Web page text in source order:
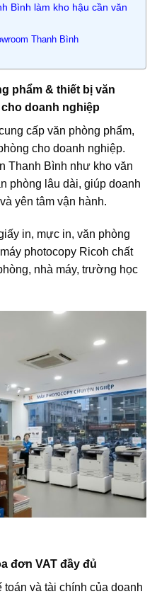
Bình làm kho hậu cần văn
Thanh Bình
phẩm & thiết bị văn
doanh nghiệp
cấp văn phòng phẩm,
cho doanh nghiệp.
Thanh Bình như kho văn
phòng lâu dài, giúp doanh
yên tâm vận hành.
in, mực in, văn phòng
photocopy Ricoh chất
nhà máy, trường học
đơn VAT đầy đủ
toán và tài chính của doanh